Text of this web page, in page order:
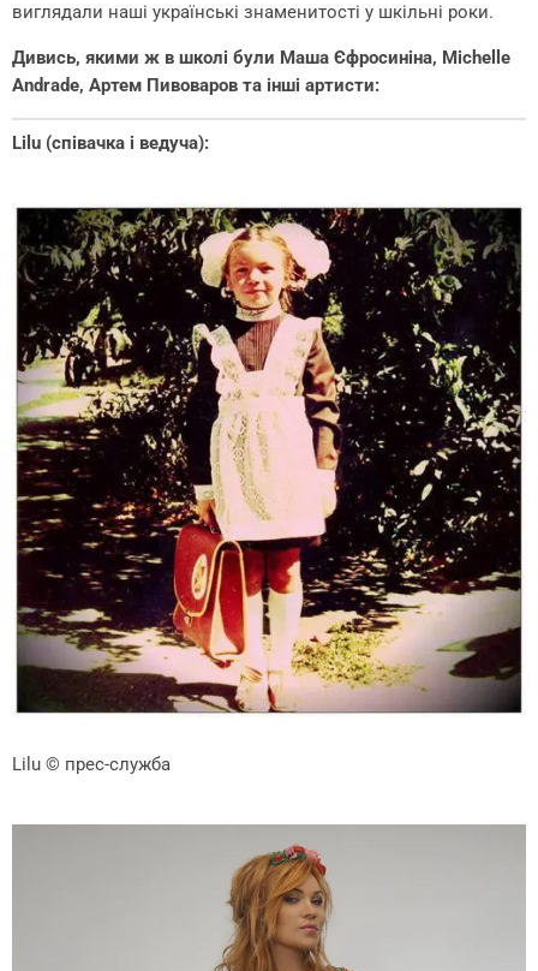
виглядали наші українські знаменитості у шкільні роки.
Дивись, якими ж в школі були Маша Єфросиніна, Michelle
Andrade, Артем Пивоваров та інші артисти:
Lilu (співачка і ведуча):
Lilu © прес-служба